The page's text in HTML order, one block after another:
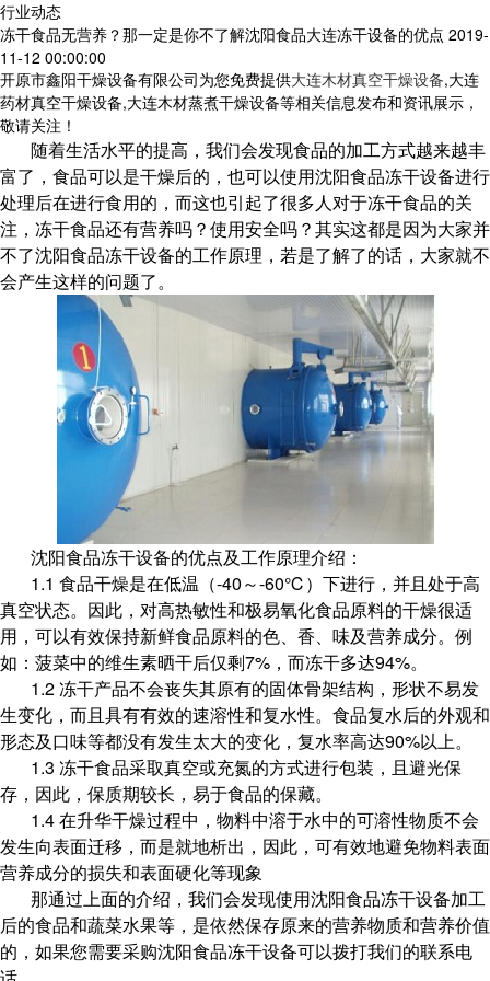
行业动态
冻干食品无营养？那一定是你不了解沈阳食品大连冻干设备的优点 2019-
11-12 00:00:00
开原市鑫阳干燥设备有限公司为您免费提供大连木材真空干燥设备,大连
药材真空干燥设备,大连木材蒸煮干燥设备等相关信息发布和资讯展示，
敬请关注！
随着生活水平的提高，我们会发现食品的加工方式越来越丰
富了，食品可以是干燥后的，也可以使用沈阳食品冻干设备进行
处理后在进行食用的，而这也引起了很多人对于冻干食品的关
注，冻干食品还有营养吗？使用安全吗？其实这都是因为大家并
不了沈阳食品冻干设备的工作原理，若是了解了的话，大家就不
会产生这样的问题了。
沈阳食品冻干设备的优点及工作原理介绍：
1.1 食品干燥是在低温（-40～-60℃）下进行，并且处于高
真空状态。因此，对高热敏性和极易氧化食品原料的干燥很适
用，可以有效保持新鲜食品原料的色、香、味及营养成分。例
如：菠菜中的维生素晒干后仅剩7%，而冻干多达94%。
1.2 冻干产品不会丧失其原有的固体骨架结构，形状不易发
生变化，而且具有有效的速溶性和复水性。食品复水后的外观和
形态及口味等都没有发生太大的变化，复水率高达90%以上。
1.3 冻干食品采取真空或充氮的方式进行包装，且避光保
存，因此，保质期较长，易于食品的保藏。
1.4 在升华干燥过程中，物料中溶于水中的可溶性物质不会
发生向表面迁移，而是就地析出，因此，可有效地避免物料表面
营养成分的损失和表面硬化等现象
那通过上面的介绍，我们会发现使用沈阳食品冻干设备加工
后的食品和蔬菜水果等，是依然保存原来的营养物质和营养价值
的，如果您需要采购沈阳食品冻干设备可以拨打我们的联系电